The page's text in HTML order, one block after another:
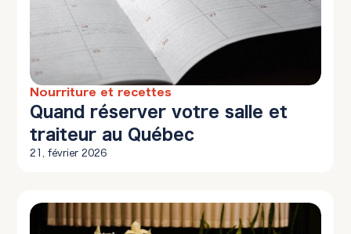
10 min à lire
Nourriture et recettes
Quand réserver votre salle et
traiteur au Québec
21, février 2026